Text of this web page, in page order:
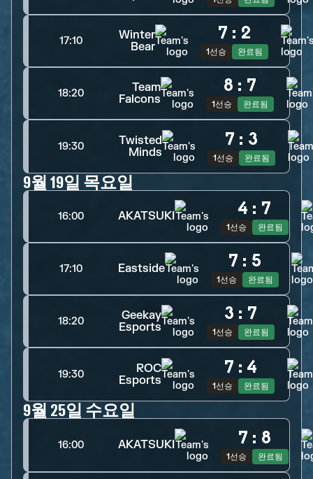
17:10
Winter
Bear
7 : 2
1선승 완료됨
18:20
Team
Falcons
8 : 7
1선승 완료됨
19:30
Twisted
Minds
7 : 3
1선승 완료됨
9월 19일 목요일
16:00 AKATSUKI 4 : 7
1선승 완료됨
17:10 Eastside 7 : 5
1선승 완료됨
18:20
Geekay
Esports
3 : 7
1선승 완료됨
19:30
ROC
Esports
7 : 4
1선승 완료됨
9월 25일 수요일
16:00 AKATSUKI 7 : 8
1선승 완료됨